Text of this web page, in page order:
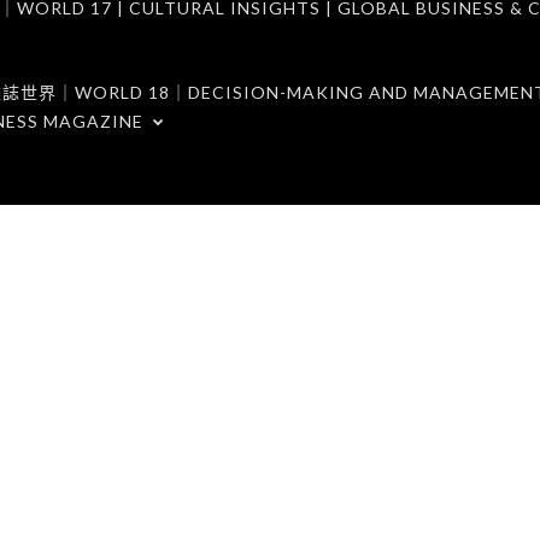
WORLD 17 | CULTURAL INSIGHTS | GLOBAL BUSINESS &
世界｜WORLD 18｜DECISION-MAKING AND
MAGAZINE